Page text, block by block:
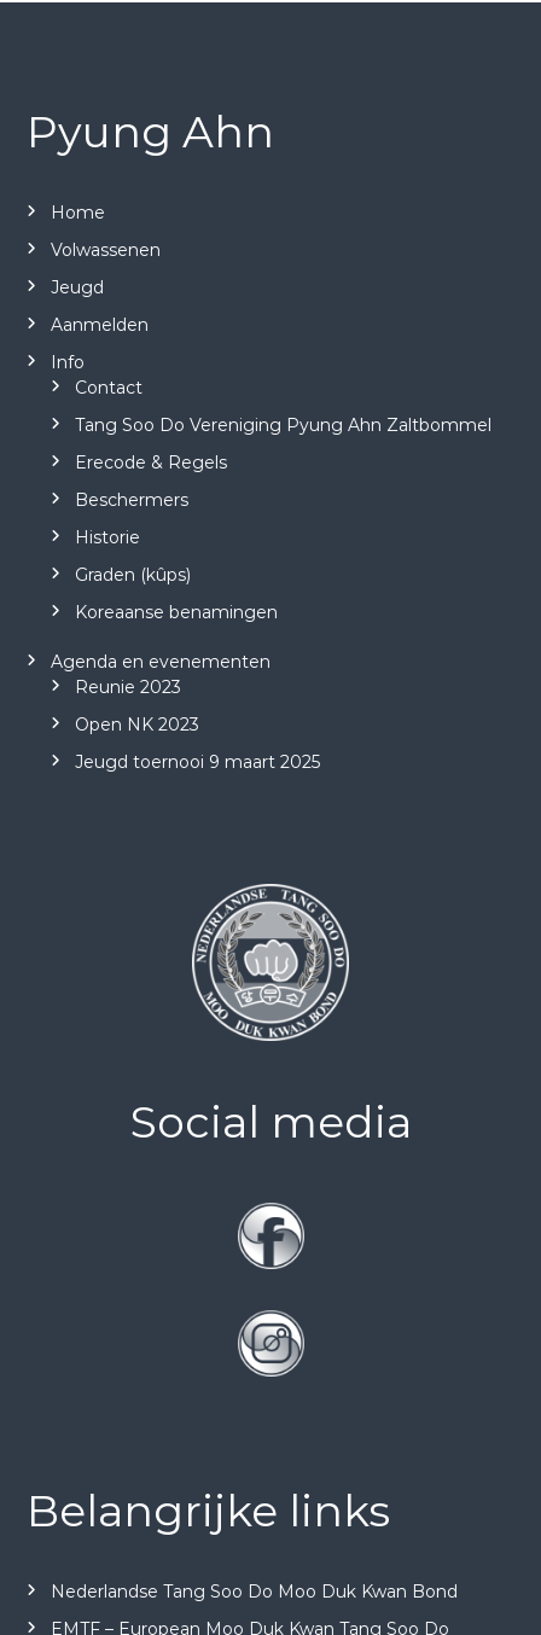
Pyung Ahn
Home
Volwassenen
Jeugd
Aanmelden
Info
Contact
Tang Soo Do Vereniging Pyung Ahn Zaltbommel
Erecode & Regels
Beschermers
Historie
Graden (kûps)
Koreaanse benamingen
Agenda en evenementen
Reunie 2023
Open NK 2023
Jeugd toernooi 9 maart 2025
Social media
Belangrijke links
Nederlandse Tang Soo Do Moo Duk Kwan Bond
EMTF – European Moo Duk Kwan Tang Soo Do